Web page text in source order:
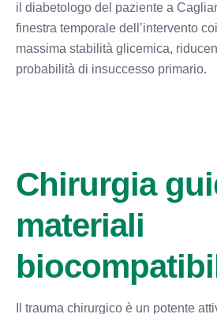
il diabetologo del paziente a
finestra temporale dell’intervento
massima stabilità glicemica,
probabilità di insuccesso primario.
Chirurgia
materiali
Il trauma chirurgico è un potente